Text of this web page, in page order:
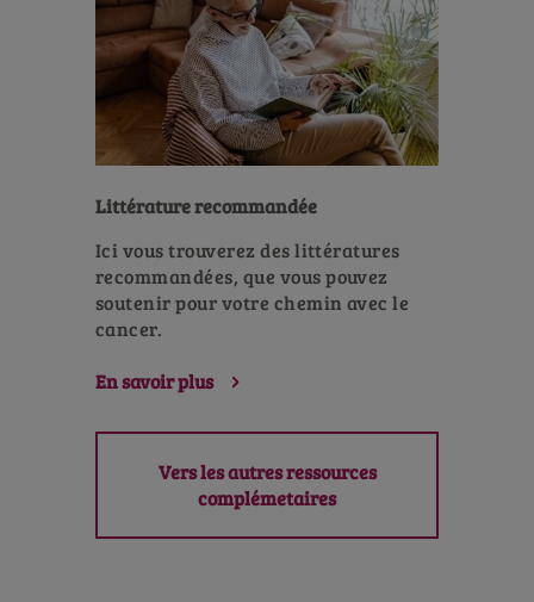
Littérature recommandée
Ici vous trouverez des littératures
recommandées, que vous pouvez
soutenir pour votre chemin avec le
cancer.
En savoir plus
Vers les autres ressources
complémetaires